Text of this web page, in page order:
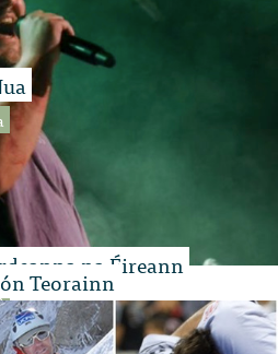
na Éireann
Teorainn